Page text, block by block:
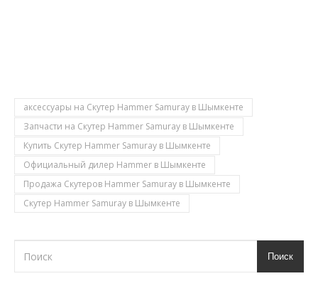
аксессуары на Скутер Hammer Samuray в Шымкенте
Запчасти на Скутер Hammer Samuray в Шымкенте
Купить Скутер Hammer Samuray в Шымкенте
Официальный дилер Hammer в Шымкенте
Продажа Скутеров Hammer Samuray в Шымкенте
Скутер Hammer Samuray в Шымкенте
Поиск